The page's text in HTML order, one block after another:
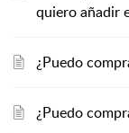
quiero añadir
¿Puedo
¿Puedo